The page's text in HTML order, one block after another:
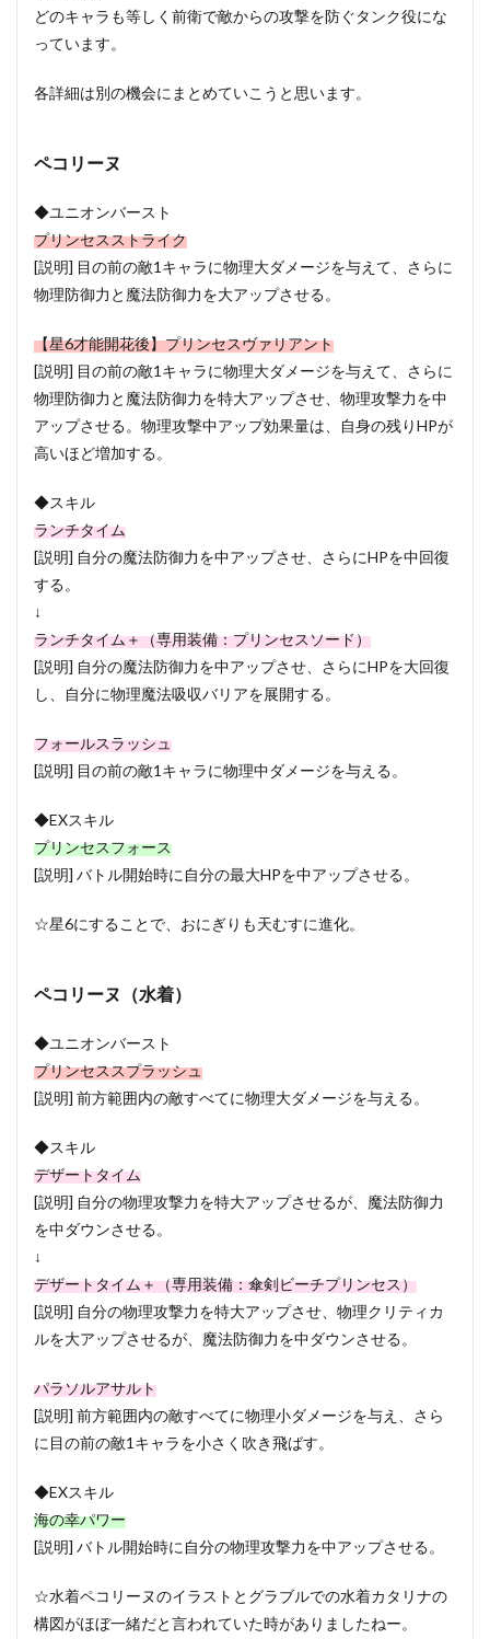
どのキャラも等しく前衛で敵からの攻撃を防ぐタンク役にな
っています。
各詳細は別の機会にまとめていこうと思います。
ペコリーヌ
◆ユニオンバースト
プリンセスストライク
[説明] 目の前の敵1キャラに物理大ダメージを与えて、さらに
物理防御力と魔法防御力を大アップさせる。
【星6才能開花後】プリンセスヴァリアント
[説明] 目の前の敵1キャラに物理大ダメージを与えて、さらに
物理防御力と魔法防御力を特大アップさせ、物理攻撃力を中
アップさせる。物理攻撃中アップ効果量は、自身の残りHPが
高いほど増加する。
◆スキル
ランチタイム
[説明] 自分の魔法防御力を中アップさせ、さらにHPを中回復
する。
↓
ランチタイム＋（専用装備：プリンセスソード）
[説明] 自分の魔法防御力を中アップさせ、さらにHPを大回復
し、自分に物理魔法吸収バリアを展開する。
フォールスラッシュ
[説明] 目の前の敵1キャラに物理中ダメージを与える。
◆EXスキル
プリンセスフォース
[説明] バトル開始時に自分の最大HPを中アップさせる。
☆星6にすることで、おにぎりも天むすに進化。
ペコリーヌ（水着）
◆ユニオンバースト
プリンセススプラッシュ
[説明] 前方範囲内の敵すべてに物理大ダメージを与える。
◆スキル
デザートタイム
[説明] 自分の物理攻撃力を特大アップさせるが、魔法防御力
を中ダウンさせる。
↓
デザートタイム＋（専用装備：傘剣ビーチプリンセス）
[説明] 自分の物理攻撃力を特大アップさせ、物理クリティカ
ルを大アップさせるが、魔法防御力を中ダウンさせる。
パラソルアサルト
[説明] 前方範囲内の敵すべてに物理小ダメージを与え、さら
に目の前の敵1キャラを小さく吹き飛ばす。
◆EXスキル
海の幸パワー
[説明] バトル開始時に自分の物理攻撃力を中アップさせる。
☆水着ペコリーヌのイラストとグラブルでの水着カタリナの
構図がほぼ一緒だと言われていた時がありましたねー。